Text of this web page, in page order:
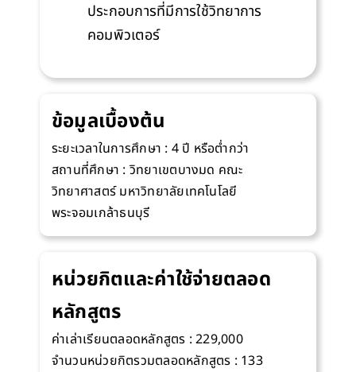
ประกอบการที่มีการใช้วิทยาการ
คอมพิวเตอร์
ข้อมูลเบื้องต้น
ระยะเวลาในการศึกษา : 4 ปี หรือต่ำกว่า
สถานที่ศึกษา : วิทยาเขตบางมด คณะ
วิทยาศาสตร์ มหาวิทยาลัยเทคโนโลยี
พระจอมเกล้าธนบุรี
หน่วยกิตและค่าใช้จ่ายตลอด
หลักสูตร
ค่าเล่าเรียนตลอดหลักสูตร : 229,000
จำนวนหน่วยกิตรวมตลอดหลักสูตร : 133